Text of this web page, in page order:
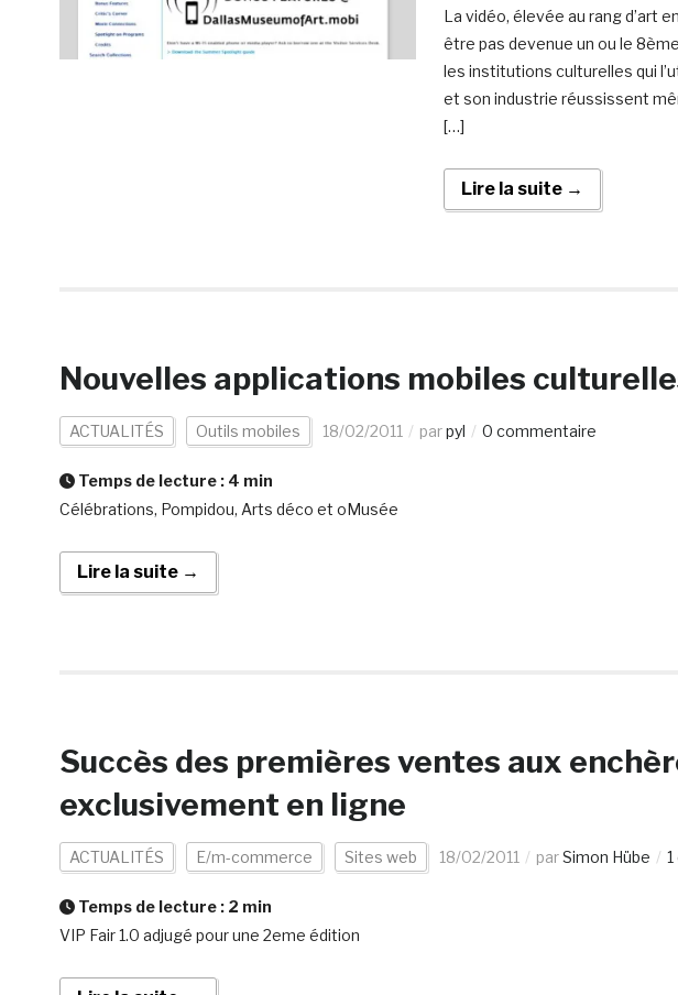
La vidéo, élevée au rang d’art
être pas devenue un ou le
les institutions culturelles qui
et son industrie réussissent
[…]
Lire la suite →
Nouvelles applications mobiles
ACTUALITÉS Outils mobiles 18/02/2011 parpyl 0 commentaire
Temps de lecture : 4 min
Célébrations, Pompidou, Arts déco et oMusée
Lire la suite →
Succès des premières ventes aux
exclusivement en ligne
ACTUALITÉS E/m-commerce Sites web 18/02/2011 parSimon Hübe
Temps de lecture : 2 min
VIP Fair 1.0 adjugé pour une 2eme édition